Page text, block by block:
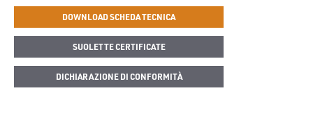
DOWNLOAD SCHEDA TECNICA
SUOLETTE CERTIFICATE
DICHIARAZIONE DI CONFORMITÀ